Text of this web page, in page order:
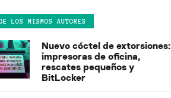
LOS MISMOS AUTORES
Nuevo cóctel de extorsiones:
impresoras de oficina,
rescates pequeños y
BitLocker